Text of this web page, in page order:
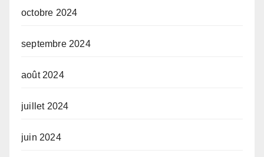
octobre 2024
septembre 2024
août 2024
juillet 2024
juin 2024